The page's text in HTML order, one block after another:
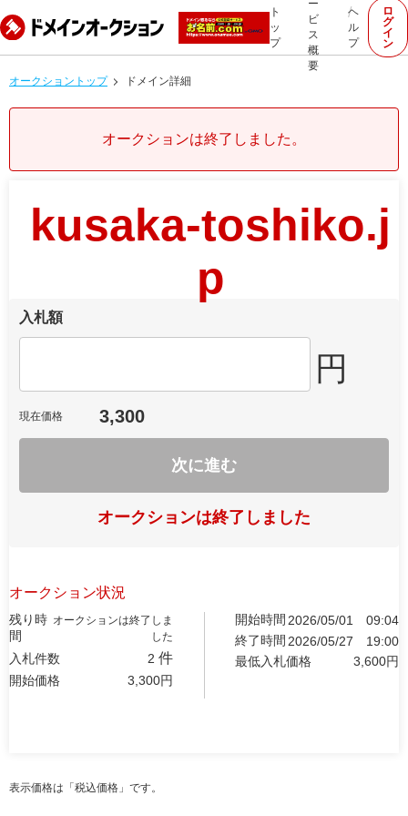
ト
ッ
プ
ー
ビ
ス
概
要
ヘ
ル
プ
ロ
グ
イ
ン
オークショントップ ドメイン詳細
オークションは終了しました。
kusaka-toshiko.j
p
入札額
円
現在価格 3,300
次に進む
オークションは終了しました
オークション状況
残り時
間
オークションは終了しま
した
入札件数 2 件
開始価格 3,300円
開始時間 2026/05/01
09:04
終了時間 2026/05/27
19:00
最低入札価格
3,600円
表示価格は「税込価格」です。